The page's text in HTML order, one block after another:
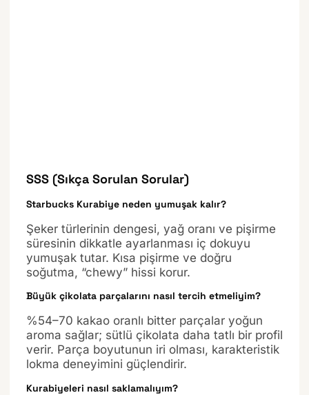
SSS (Sıkça Sorulan Sorular)
Starbucks Kurabiye neden yumuşak kalır?
Şeker türlerinin dengesi, yağ oranı ve pişirme
süresinin dikkatle ayarlanması iç dokuyu
yumuşak tutar. Kısa pişirme ve doğru
soğutma, “chewy” hissi korur.
Büyük çikolata parçalarını nasıl tercih etmeliyim?
%54–70 kakao oranlı bitter parçalar yoğun
aroma sağlar; sütlü çikolata daha tatlı bir profil
verir. Parça boyutunun iri olması, karakteristik
lokma deneyimini güçlendirir.
Kurabiyeleri nasıl saklamalıyım?